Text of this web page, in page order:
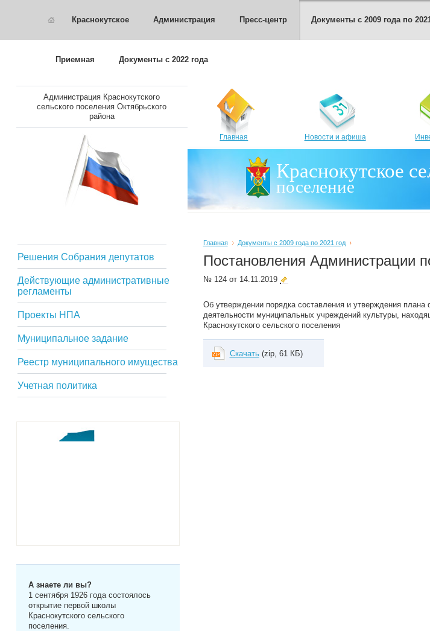
Краснокутское Администрация Пресс-центр Документы с 2009 года по
Приемная Документы с 2022 года
Администрация Краснокутского
сельского поселения Октябрьского
района
Главная Новости и афиша
Краснокутское
поселение
Решения Собрания депутатов
Действующие административные
регламенты
Проекты НПА
Муниципальное задание
Реестр муниципального имущества
Учетная политика
А знаете ли вы?
1 сентября 1926 года состоялось
открытие первой школы
Краснокутского сельского
поселения.
Главная Документы с 2009 года по 2021 год
Постановления Администрации
№ 124 от 14.11.2019
Об утверждении порядка составления и утверждения плана
деятельности муниципальных учреждений культуры,
Краснокутского сельского поселения
Скачать(zip, 61 КБ)